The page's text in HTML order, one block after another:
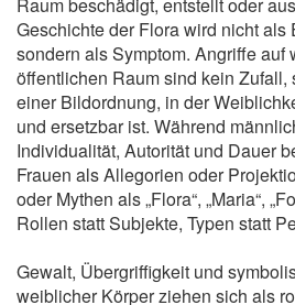
Geschichte der Flora wird nicht als
sondern als Symptom. Angriffe auf
öffentlichen Raum sind kein Zufall,
einer Bildordnung, in der
und ersetzbar ist. Während
Individualität, Autorität und Dauer
Frauen als Allegorien oder
oder Mythen als „Flora“, „Maria“,
Rollen statt Subjekte, Typen statt
Gewalt, Übergriffigkeit und
weiblicher Körper ziehen sich als